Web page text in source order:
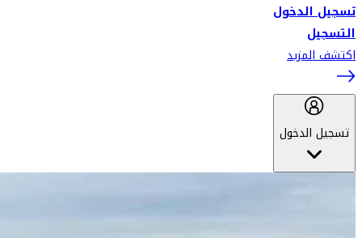
تسجيل الدخول
التسجيل
اكتشف المزيد
تسجيل الدخول